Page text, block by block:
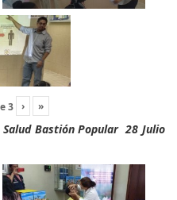
3 › »
Bastión Popular 28 Julio